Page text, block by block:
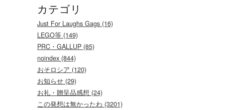
カテゴリ
Just For Laughs Gags (16)
LEGO等 (149)
PRC・GALLUP (85)
noindex (844)
おそロシア (120)
お知らせ (29)
お礼・贈呈品感想 (24)
この発想は無かったわ (3201)